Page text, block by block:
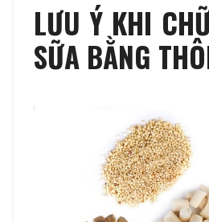
LƯU Ý KHI
SỮA BẰNG